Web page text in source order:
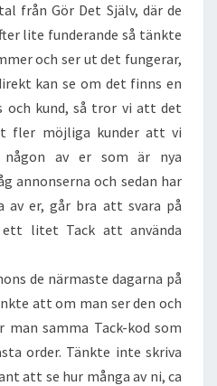
från Gör Det Själv, där de
lite funderande så tänkte
och ser ut det fungerar,
kan se om det finns en
och kund, så tror vi att det
fler möjliga kunder att vi
någon av er som är nya
annonserna och sedan har
av er, går bra att svara på
litet Tack att använda
de närmaste dagarna på
att om man ser den och
samma Tack-kod som
order. Tänkte inte skriva
att se hur många av ni, ca